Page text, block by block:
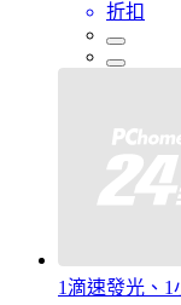
折扣
1滴速發光、